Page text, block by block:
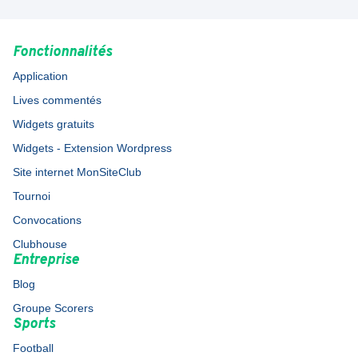
Fonctionnalités
Application
Lives commentés
Widgets gratuits
Widgets - Extension Wordpress
Site internet MonSiteClub
Tournoi
Convocations
Clubhouse
Entreprise
Blog
Groupe Scorers
Sports
Football